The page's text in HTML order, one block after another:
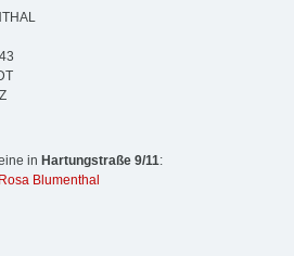
in Hartungstraße 9/11:
Rosa Blumenthal